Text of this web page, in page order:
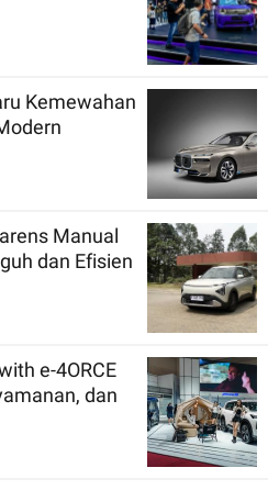
Kemewahan
Manual
dan Efisien
e-4ORCE
dan